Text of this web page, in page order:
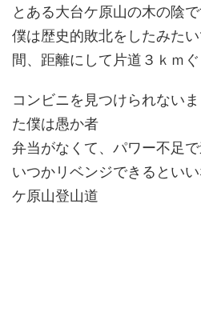
とある大台ケ原山の木の陰
僕は歴史的敗北をしたみた
間、距離にして片道３ｋｍ
コンビニを見つけられない
た僕は愚か者
弁当がなくて、パワー不足
いつかリベンジできるとい
ケ原山登山道